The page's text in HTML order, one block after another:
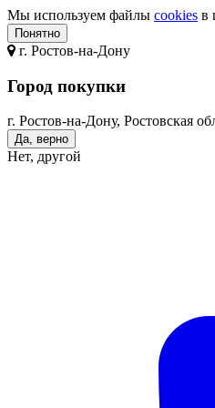
Мы используем файлы cookies в
Понятно
г. Ростов-на-Дону
Город покупки
г. Ростов-на-Дону, Ростовская
Да, верно
Нет, другой